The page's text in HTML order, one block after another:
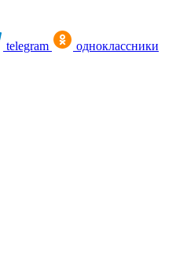
telegram
одноклассники